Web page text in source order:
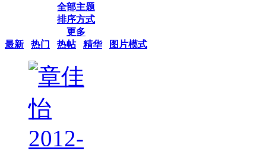
全部主题
排序方式
更多
最新
热门 热帖 精华 图片模式